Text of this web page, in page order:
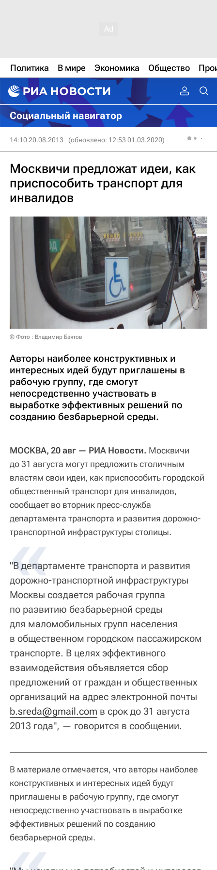
Политика В мире Экономика Общество
Социальный навигатор
14:10 20.08.2013 (обновлено: 12:53 01.03.2020)
Москвичи предложат идеи, как
приспособить транспорт для
инвалидов
© Фото : Владимир Баятов
Авторы наиболее конструктивных и
интересных идей будут приглашены в
рабочую группу, где смогут
непосредственно участвовать в
выработке эффективных решений по
созданию безбарьерной среды.
МОСКВА, 20 авг — РИА Новости. Москвичи
до 31 августа могут предложить столичным
властям свои идеи, как приспособить городской
общественный транспорт для инвалидов,
сообщает во вторник пресс-служба
департамента транспорта и развития дорожно-
транспортной инфраструктуры столицы.
"В департаменте транспорта и развития
дорожно-транспортной инфраструктуры
Москвы создается рабочая группа
по развитию безбарьерной среды
для маломобильных групп населения
в общественном городском пассажирском
транспорте. В целях эффективного
взаимодействия объявляется сбор
предложений от граждан и общественных
организаций на адрес электронной почты
b.sreda@gmail.com в срок до 31 августа
2013 года", — говорится в сообщении.
В материале отмечается, что авторы наиболее
конструктивных и интересных идей будут
приглашены в рабочую группу, где смогут
непосредственно участвовать в выработке
эффективных решений по созданию
безбарьерной среды.